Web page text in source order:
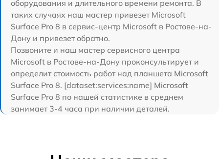
оборудования и длительного времени ремонта. В
таких случаях наш мастер привезет Microsoft
Surface Pro 8 в сервис-центр Microsoft в Ростове-на-
Дону и привезет обратно.
Позвоните и наш мастер сервисного центра
Microsoft в Ростове-на-Дону проконсультирует и
определит стоимость работ над планшета Microsoft
Surface Pro 8. [dataset:services:name] Microsoft
Surface Pro 8 по нашей статистике в среднем
занимает 3-4 часа при наличии деталей.